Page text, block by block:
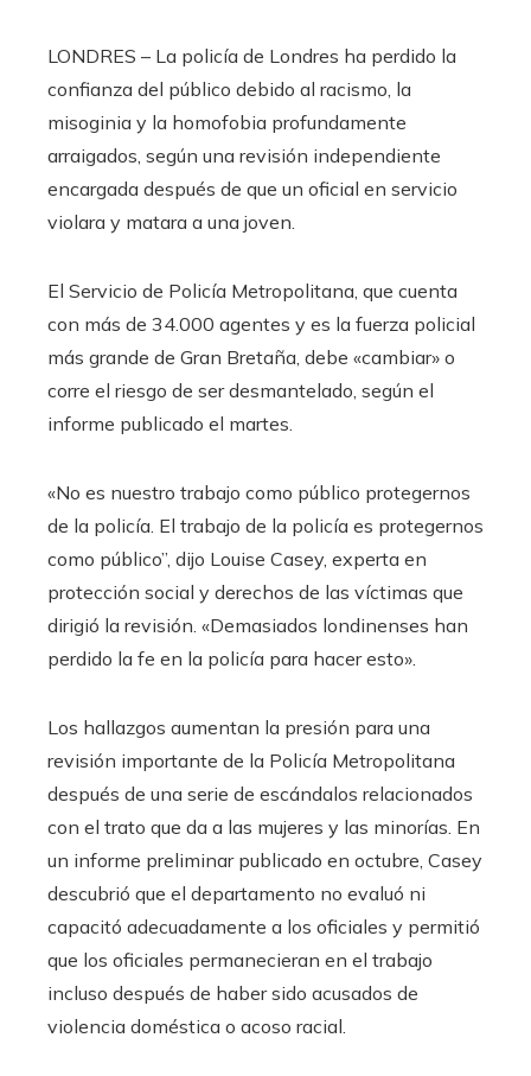
LONDRES – La policía de Londres ha perdido la
confianza del público debido al racismo, la
misoginia y la homofobia profundamente
arraigados, según una revisión independiente
encargada después de que un oficial en servicio
violara y matara a una joven.
El Servicio de Policía Metropolitana, que cuenta
con más de 34.000 agentes y es la fuerza policial
más grande de Gran Bretaña, debe «cambiar» o
corre el riesgo de ser desmantelado, según el
informe publicado el martes.
«No es nuestro trabajo como público protegernos
de la policía. El trabajo de la policía es protegernos
como público”, dijo Louise Casey, experta en
protección social y derechos de las víctimas que
dirigió la revisión. «Demasiados londinenses han
perdido la fe en la policía para hacer esto».
Los hallazgos aumentan la presión para una
revisión importante de la Policía Metropolitana
después de una serie de escándalos relacionados
con el trato que da a las mujeres y las minorías. En
un informe preliminar publicado en octubre, Casey
descubrió que el departamento no evaluó ni
capacitó adecuadamente a los oficiales y permitió
que los oficiales permanecieran en el trabajo
incluso después de haber sido acusados ​​de
violencia doméstica o acoso racial.